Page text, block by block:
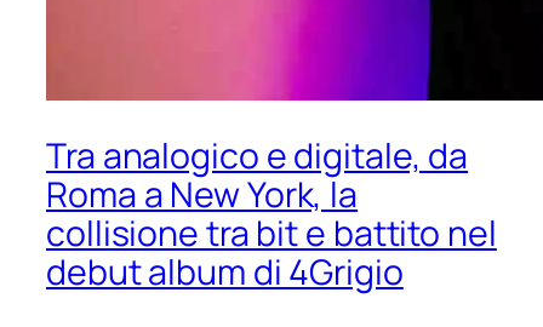
Tra analogico e digitale, da
Roma a New York, la
collisione tra bit e battito nel
debut album di 4Grigio